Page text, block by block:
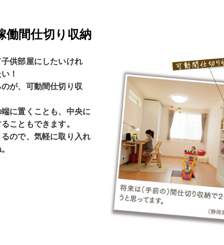
働間仕切り収納
供部屋にしたいけれ
！
が、可動間仕切り収
に置くことも、中央に
こともできます。
ので、気軽に取り入れ